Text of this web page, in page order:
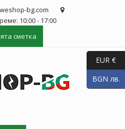
bg.com
10:00 - 17:00
сметка
EUR €
BGN лв.